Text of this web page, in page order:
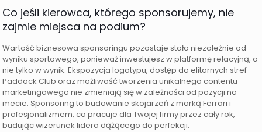
Co jeśli kierowca, którego sponsorujemy, nie
zajmie miejsca na podium?
Wartość biznesowa sponsoringu pozostaje stała niezależnie od
wyniku sportowego, ponieważ inwestujesz w platformę relacyjną, a
nie tylko w wynik. Ekspozycja logotypu, dostęp do elitarnych stref
Paddock Club oraz możliwość tworzenia unikalnego contentu
marketingowego nie zmieniają się w zależności od pozycji na
mecie. Sponsoring to budowanie skojarzeń z marką Ferrari i
profesjonalizmem, co pracuje dla Twojej firmy przez cały rok,
budując wizerunek lidera dążącego do perfekcji.